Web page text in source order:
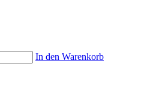
In den Warenkorb